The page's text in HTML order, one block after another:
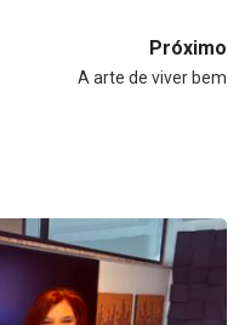
Próximo
A arte de viver bem